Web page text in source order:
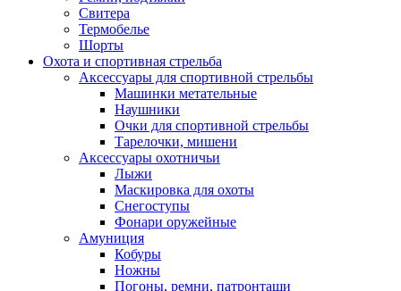
Свитера
Термобелье
Шорты
Охота и спортивная стрельба
Аксессуары для спортивной стрельбы
Машинки метательные
Наушники
Очки для спортивной стрельбы
Тарелочки, мишени
Аксессуары охотничьи
Лыжи
Маскировка для охоты
Снегоступы
Фонари оружейные
Амуниция
Кобуры
Ножны
Погоны, ремни, патронташи